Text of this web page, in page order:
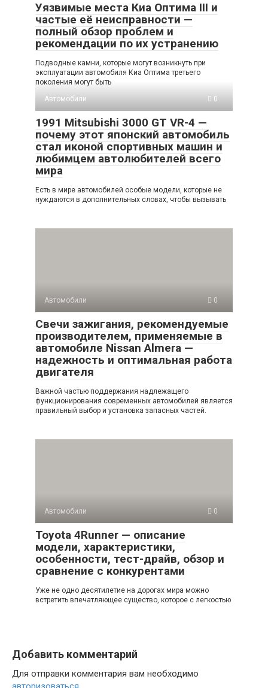
Уязвимые места Киа Оптима III и
частые её неисправности —
полный обзор проблем и
рекомендации по их устранению
Подводные камни, которые могут возникнуть при
эксплуатации автомобиля Киа Оптима третьего
поколения могут быть
Автомобили
0
1991 Mitsubishi 3000 GT VR-4 —
почему этот японский автомобиль
стал иконой спортивных машин и
любимцем автолюбителей всего
мира
Есть в мире автомобилей особые модели, которые не
нуждаются в дополнительных словах, чтобы вызывать
Автомобили 0
Свечи зажигания, рекомендуемые
производителем, применяемые в
автомобиле Nissan Almera —
надежность и оптимальная работа
двигателя
Важной частью поддержания надлежащего
функционирования современных автомобилей является
правильный выбор и установка запасных частей.
Автомобили 0
Toyota 4Runner — описание
модели, характеристики,
особенности, тест-драйв, обзор и
сравнение с конкурентами
Уже не одно десятилетие на дорогах мира можно
встретить впечатляющее существо, которое с легкостью
Добавить комментарий
Для отправки комментария вам необходимо